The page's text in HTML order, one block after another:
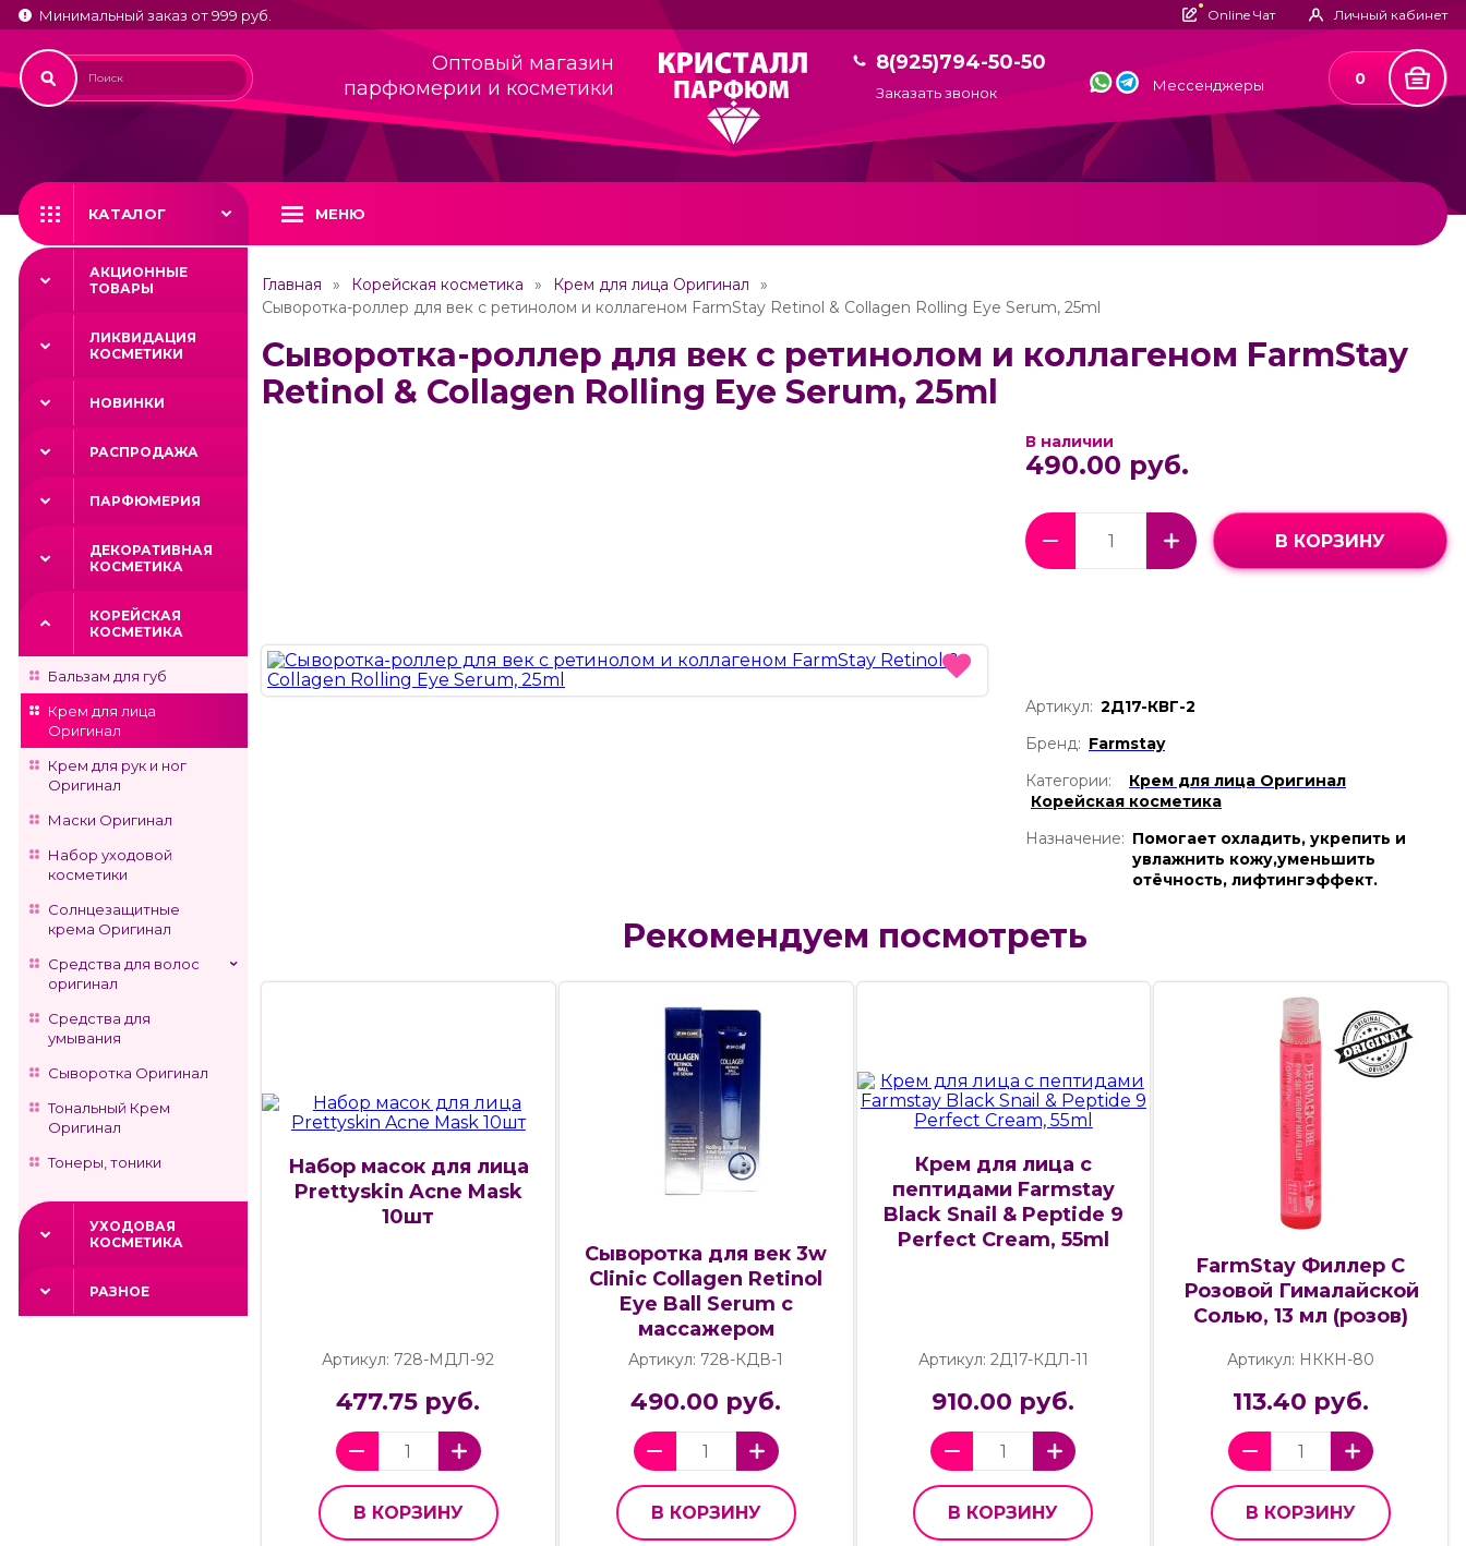
Минимальный заказ от 999 руб. Online Чат Личный кабинет
Оптовый магазин
парфюмерии и косметики
8(925)794-50-50
Заказать звонок Мессенджеры 0
КАТАЛОГ МЕНЮ
АКЦИОННЫЕ
ТОВАРЫ
ЛИКВИДАЦИЯ
КОСМЕТИКИ
НОВИНКИ
РАСПРОДАЖА
ПАРФЮМЕРИЯ
ДЕКОРАТИВНАЯ
КОСМЕТИКА
КОРЕЙСКАЯ
КОСМЕТИКА
Бальзам для губ
Крем для лица
Оригинал
Крем для рук и ног
Оригинал
Маски Оригинал
Набор уходовой
косметики
Солнцезащитные
крема Оригинал
Средства для волос
оригинал
Средства для
умывания
Сыворотка Оригинал
Тональный Крем
Оригинал
Тонеры, тоники
УХОДОВАЯ
КОСМЕТИКА
РАЗНОЕ
Главная Корейская косметика
Крем для лица Оригинал
Cыворотка-роллер для век с ретинолом и коллагеном FarmStay Retinol & Collagen Rolling Eye Serum, 25ml
Cыворотка-роллер для век с ретинолом и коллагеном FarmStay
Retinol & Collagen Rolling Eye Serum, 25ml
В наличии
490.00 руб.
В КОРЗИНУ
Артикул: 2Д17-КВГ-2
Бренд: Farmstay
Категории:
Крем для лица Оригинал
Корейская косметика
Назначение: Помогает охладить, укрепить и
увлажнить кожу,уменьшить
отёчность, лифтингэффект.
Рекомендуем посмотреть
Набор масок для лица
Prettyskin Acne Mask
10шт
Артикул: 728-МДЛ-92
477.75 руб.
В КОРЗИНУ
Сыворотка для век 3w
Clinic Collagen Retinol
Eye Ball Serum c
массажером
Артикул: 728-КДВ-1
490.00 руб.
В КОРЗИНУ
Крем для лица с
пептидами Farmstay
Black Snail & Peptide 9
Perfect Cream, 55ml
Артикул: 2Д17-КДЛ-11
910.00 руб.
В КОРЗИНУ
FarmStay Филлер С
Розовой Гималайской
Солью, 13 мл (розов)
Артикул: НККН-80
113.40 руб.
В КОРЗИНУ